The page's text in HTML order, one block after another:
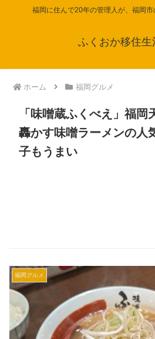
福岡に住んで20年の管理人が、福岡
ふくおか移住生
ホーム 福岡グルメ
「味噌蔵ふくべえ」福岡
轟かす味噌ラーメンの人
子もうまい
福岡グルメ